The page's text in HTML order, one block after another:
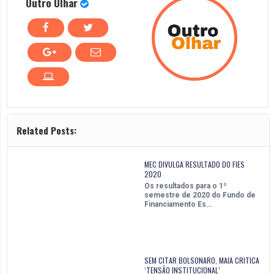
Related Posts:
MEC DIVULGA RESULTADO DO FIES
2020
Os resultados para o 1º
semestre de 2020 do Fundo de
Financiamento Es…
SEM CITAR BOLSONARO, MAIA CRITICA
‘TENSÃO INSTITUCIONAL’